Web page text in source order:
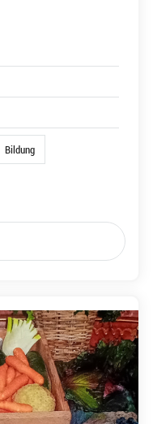
Bildung